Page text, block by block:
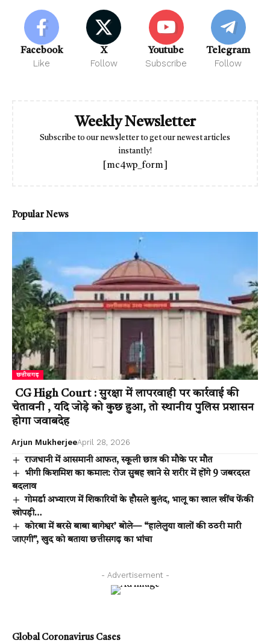
Facebook
Like
X
Follow
Youtube
Subscribe
Telegram
Follow
Weekly Newsletter
Subscribe to our newsletter to get our newest articles
instantly!
[mc4wp_form]
Popular News
छत्तीसगढ़
CG High Court : सुरक्षा में लापरवाही पर कार्रवाई की
चेतावनी , यदि जोड़े को कुछ हुआ, तो स्थानीय पुलिस प्रशासन
होगा जवाबदेह
Arjun MukherjeeApril 28, 2026
राजधानी में आसमानी आफत, स्कूली छात्र की मौके पर मौत
भीगी किशमिश का कमाल: रोज सुबह खाने से शरीर में होंगे 9 जबरदस्त
बदलाव
गोमर्डा अभ्यारण में शिकारियों के हौसले बुलंद, भालू का खाल खींच फेंकी
खोपड़ी…
कोरबा में बरसे बाबा बागेश्वर’ बोले— “हालेलुया वालों की ठठरी मारी
जाएगी”, खुद को बताया छत्तीसगढ़ का भांचा
- Advertisement -
Global Coronavirus Cases